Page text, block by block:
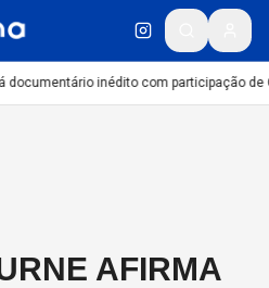
documentário inédito com participação de
AFIRMA